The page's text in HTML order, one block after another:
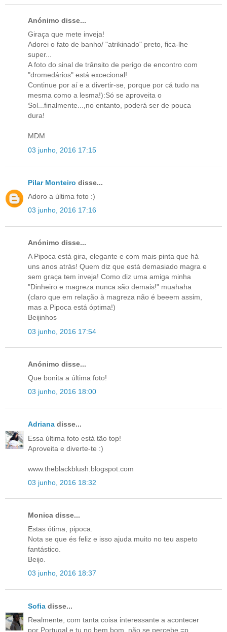
Anónimo disse...
Giraça que mete inveja!
Adorei o fato de banho/ "atrikinado" preto, fica-lhe
super...
A foto do sinal de trânsito de perigo de encontro com
"dromedários" está excecional!
Continue por aí e a divertir-se, porque por cá tudo na
mesma como a lesma!):Só se aproveita o
Sol...finalmente...,no entanto, poderá ser de pouca
dura!
MDM
03 junho, 2016 17:15
Pilar Monteiro disse...
Adoro a última foto :)
03 junho, 2016 17:16
Anónimo disse...
A Pipoca está gira, elegante e com mais pinta que há
uns anos atrás! Quem diz que está demasiado magra e
sem graça tem inveja! Como diz uma amiga minha
"Dinheiro e magreza nunca são demais!" muahaha
(claro que em relação à magreza não é beeem assim,
mas a Pipoca está óptima!)
Beijinhos
03 junho, 2016 17:54
Anónimo disse...
Que bonita a última foto!
03 junho, 2016 18:00
Adriana disse...
Essa última foto está tão top!
Aproveita e diverte-te :)
www.theblackblush.blogspot.com
03 junho, 2016 18:32
Monica disse...
Estas ótima, pipoca.
Nota se que és feliz e isso ajuda muito no teu aspeto
fantástico.
Beijo.
03 junho, 2016 18:37
Sofia disse...
Realmente, com tanta coisa interessante a acontecer
por Portugal e tu no bem bom, não se percebe =p